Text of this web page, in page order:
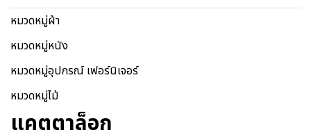
หมวดหมู่ผ้า
หมวดหมู่หนัง
หมวดหมู่อุปกรณ์ เฟอร์นิเจอร์
หมวดหมู่ไม้
แคตตาล็อก